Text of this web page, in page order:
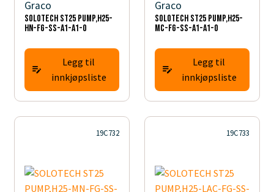
Graco
SOLOTECH ST25 PUMP,H25-
HN-FG-SS-A1-A1-0
Legg til
innkjøpsliste
Graco
SOLOTECH ST25 PUMP,H25-
MC-FG-SS-A1-A1-0
Legg til
innkjøpsliste
19C732 19C733